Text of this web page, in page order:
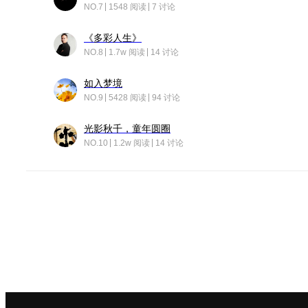
NO.7 1548 阅读 7 讨论
《多彩人生》
NO.8 1.7w 阅读 14 讨论
如入梦境
NO.9 5428 阅读 94 讨论
光影秋千，童年圆圈
NO.10 1.2w 阅读 14 讨论